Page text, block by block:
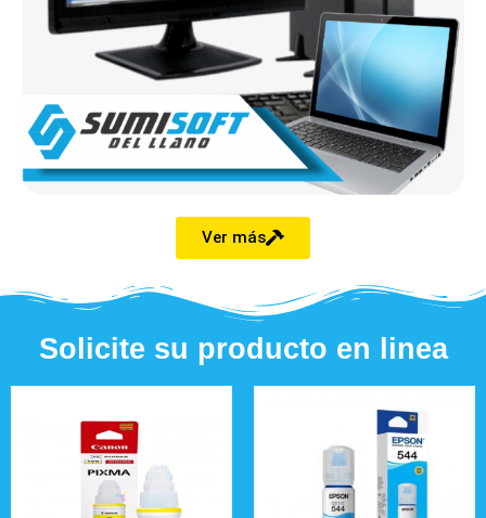
Ver más
Solicite su producto en linea